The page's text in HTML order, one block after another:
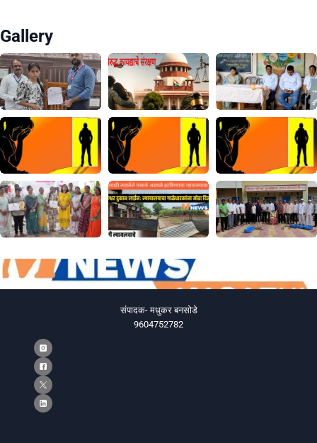
Gallery
संपादक- मधुकर बनसोडे
9604752782